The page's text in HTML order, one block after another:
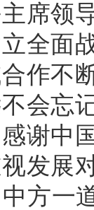
席领
全面
作不
会忘
谢中
发展
方一